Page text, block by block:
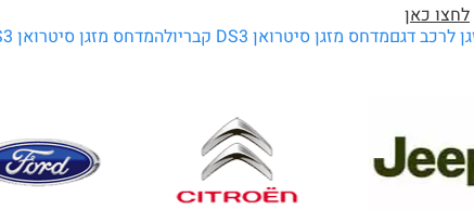
לחצו כאן
לרכב דגםמדחס מזגן סיטרואן DS3 קבריולה
מדחס מזגן סיטרואן DS3 קבריולה מחיר